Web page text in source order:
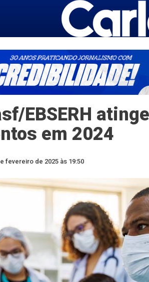
EBSERH
em 2024
fevereiro de 2025 às 19:50